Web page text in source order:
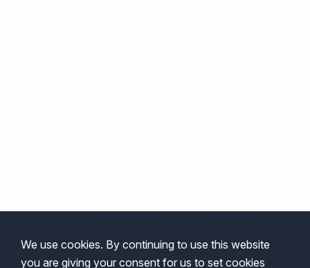
We use cookies. By continuing to use this website
you are giving your consent for us to set cookies